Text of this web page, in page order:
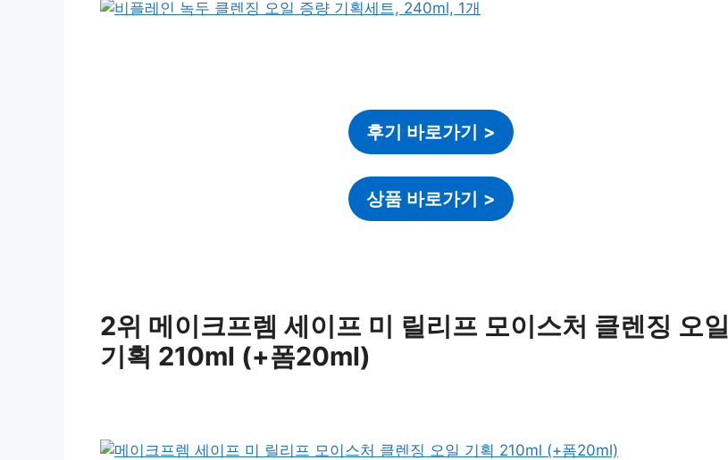
후기 바로가기 >
상품 바로가기 >
2위 메이크프렘 세이프 미 릴리프 모이스처 클렌징 오일
기획 210ml (+폼20ml)